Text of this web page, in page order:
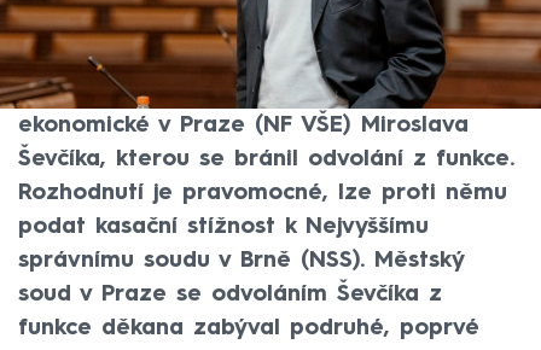
Městský soud v Praze ve středu opět
zamítl žalobu bývalého děkana
Národohospodářské fakulty Vysoké školy
ekonomické v Praze (NF VŠE) Miroslava
Ševčíka, kterou se bránil odvolání z funkce.
Rozhodnutí je pravomocné, lze proti němu
podat kasační stížnost k Nejvyššímu
správnímu soudu v Brně (NSS). Městský
soud v Praze se odvoláním Ševčíka z
funkce děkana zabýval podruhé, poprvé